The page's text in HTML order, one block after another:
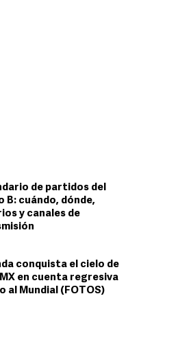
de partidos del
B: cuándo, dónde,
y canales de
conquista el cielo de
en cuenta regresiva
al Mundial (FOTOS)